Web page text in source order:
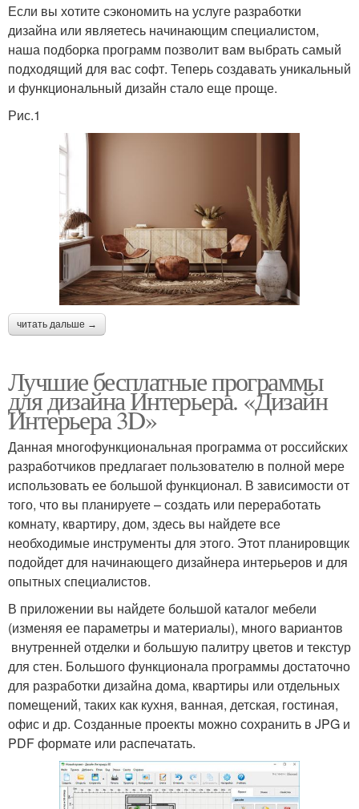
Если вы хотите сэкономить на услуге разработки
дизайна или являетесь начинающим специалистом,
наша подборка программ позволит вам выбрать самый
подходящий для вас софт. Теперь создавать уникальный
и функциональный дизайн стало еще проще.
Рис.1
читать дальше →
Лучшие бесплатные программы
для дизайна Интерьера. «Дизайн
Интерьера 3D»
Данная многофункциональная программа от российских
разработчиков предлагает пользователю в полной мере
использовать ее большой функционал. В зависимости от
того, что вы планируете – создать или переработать
комнату, квартиру, дом, здесь вы найдете все
необходимые инструменты для этого. Этот планировщик
подойдет для начинающего дизайнера интерьеров и для
опытных специалистов.
В приложении вы найдете большой каталог мебели
(изменяя ее параметры и материалы), много вариантов
внутренней отделки и большую палитру цветов и текстур
для стен. Большого функционала программы достаточно
для разработки дизайна дома, квартиры или отдельных
помещений, таких как кухня, ванная, детская, гостиная,
офис и др. Созданные проекты можно сохранить в JPG и
PDF формате или распечатать.